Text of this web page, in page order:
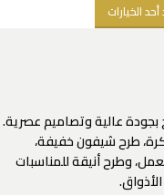
الخيارات
عالية وتصاميم عصرية.
طرح شيفون خفيفة،
وطرح أنيقة للمناسبات